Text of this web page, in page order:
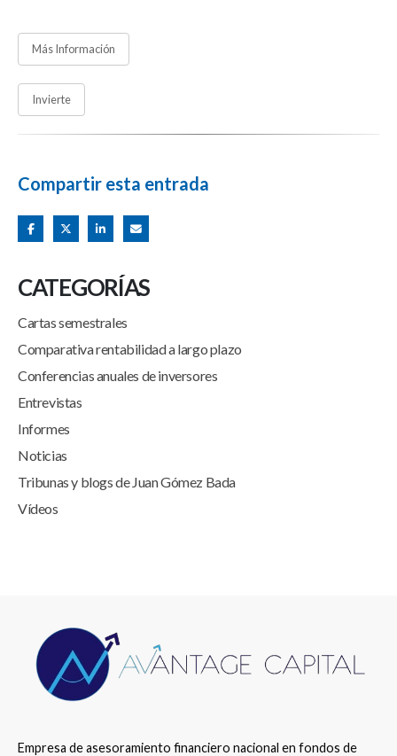
Más Información
Invierte
Compartir esta entrada
CATEGORÍAS
Cartas semestrales
Comparativa rentabilidad a largo plazo
Conferencias anuales de inversores
Entrevistas
Informes
Noticias
Tribunas y blogs de Juan Gómez Bada
Vídeos
Empresa de asesoramiento financiero nacional en fondos de